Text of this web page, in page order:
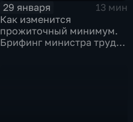
29 января
13 мин
Как изменится
прожиточный минимум.
Брифинг министра труда